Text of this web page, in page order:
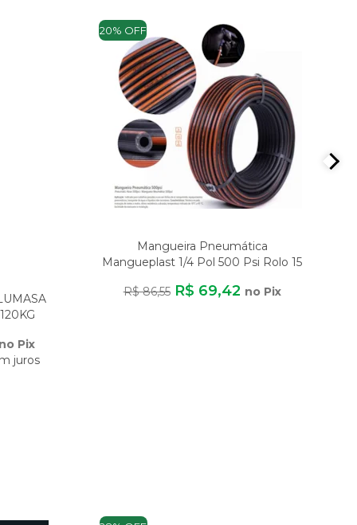
Pix
juros
20% OFF
Mangueira Pneumática
Mangueplast 1/4 Pol 500 Psi Rolo 15
R$ 86,55 R$ 69,42 no Pix